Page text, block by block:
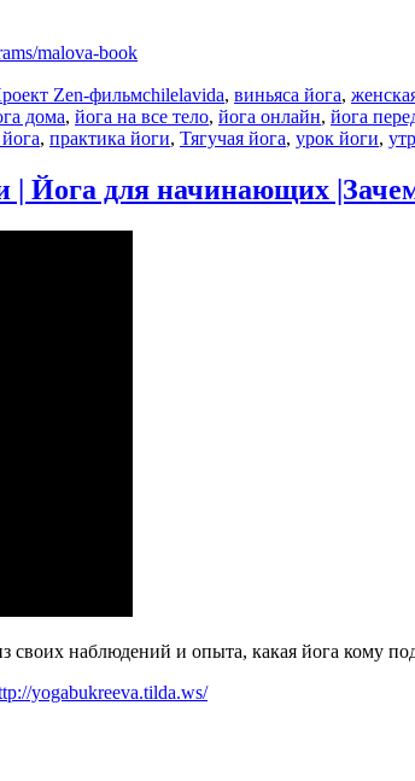
malova-book
Zen-фильмМетки
chilelavida, виньяса йога,
дома, йога на все тело, йога онлайн, йога
, практика йоги, Тягучая йога, урок йоги,
Йога для начинающих
наблюдений и опыта, какая йога кому
yogabukreeva.tilda.ws/